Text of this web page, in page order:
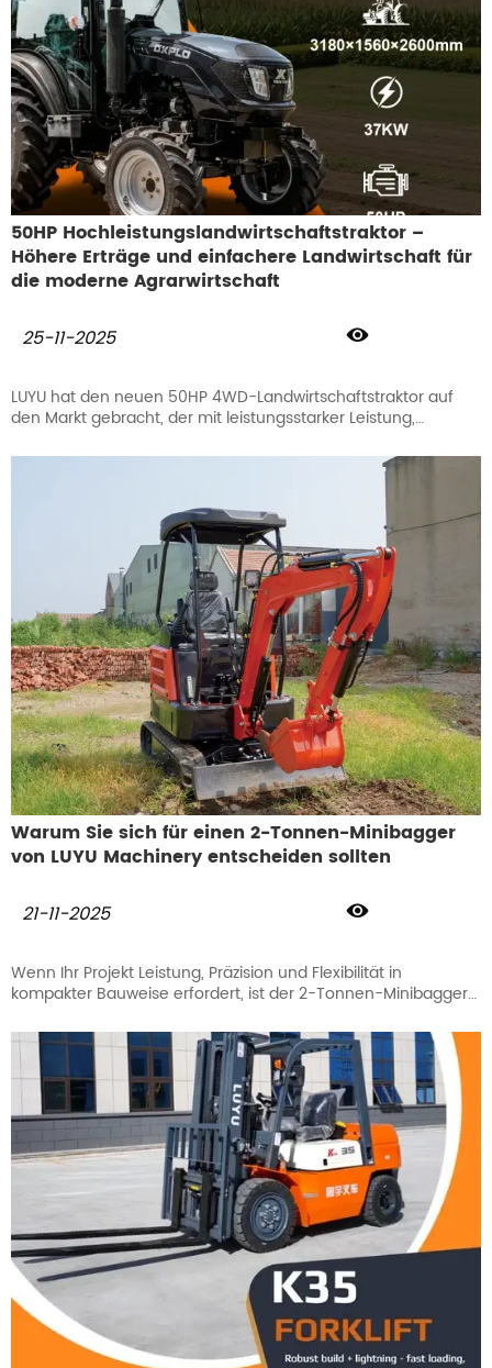
50HP Hochleistungslandwirtschaftstraktor –
Höhere Erträge und einfachere Landwirtschaft für
die moderne Agrarwirtschaft
25-11-2025

LUYU hat den neuen 50HP 4WD-Landwirtschaftstraktor auf
den Markt gebracht, der mit leistungsstarker Leistung,
umfassende Unterstützung für Kulturen wie Mais, Chili und
Tomaten bietet und ihn zur idealen Wahl für Vertragsflächen,
Familienbetriebe und Genossenschaften macht.
Warum Sie sich für einen 2-Tonnen-Minibagger
von LUYU Machinery entscheiden sollten
21-11-2025

Wenn Ihr Projekt Leistung, Präzision und Flexibilität in
kompakter Bauweise erfordert, ist der 2-Tonnen-Minibagger